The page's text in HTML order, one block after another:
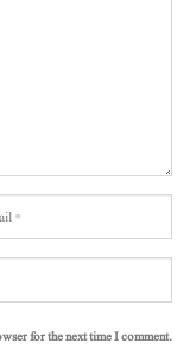
for the next time I comment.